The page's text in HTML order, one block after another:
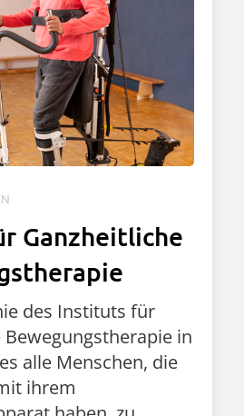
Ganzheitliche
des Instituts für
in
alle Menschen, die
ihrem